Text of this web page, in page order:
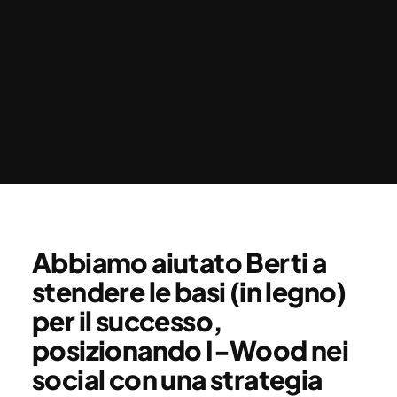
Abbiamo aiutato Berti a
stendere le basi (in legno)
per il successo,
posizionando I-Wood nei
social con una strategia